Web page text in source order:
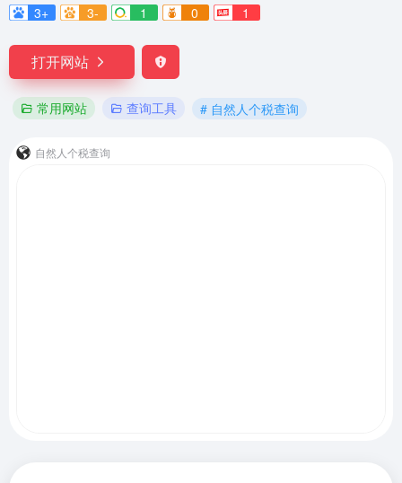
3+
3- 1 0 1
打开网站
常用网站 查询工具 # 自然人个税查询
自然人个税查询